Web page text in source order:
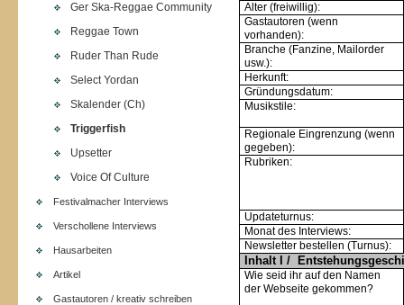
Ger Ska-Reggae Community
Reggae Town
Ruder Than Rude
Select Yordan
Skalender (Ch)
Triggerfish
Upsetter
Voice Of Culture
Festivalmacher Interviews
Verschollene Interviews
Hausarbeiten
Artikel
Gastautoren / kreativ schreiben
Alter (freiwillig):
Gastautoren (wenn
vorhanden):
Branche (Fanzine, Mailorder
usw.):
Herkunft:
Gründungsdatum:
Musikstile:
Regionale Eingrenzung (wenn
gegeben):
Rubriken:
Updateturnus:
Monat des Interviews:
Newsletter bestellen (Turnus):
Inhalt I /
Wie seid ihr auf den Namen
der Webseite gekommen?